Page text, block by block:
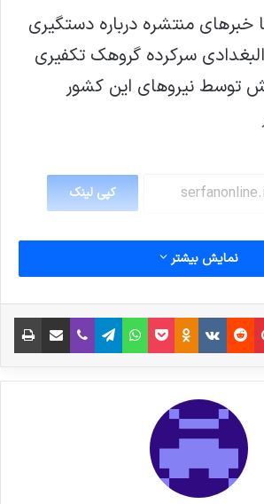
خبرهای منتشره درباره دستگیری
سرکرده گروهک تکفیری
توسط نیروهای این کشور
کپی لینک
نمایش بیشتر
‫پین‌ترست
‫رددیت‫VKontakte
‫Odnoklassniki
پاکتواتس آپ تلگراموایبر اشتراک گذاری از طریق ایمیل